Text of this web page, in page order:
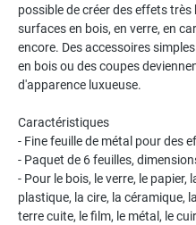
possible de créer des effets
surfaces en bois, en verre, en
encore. Des accessoires
en bois ou des coupes
d'apparence luxueuse.
Caractéristiques
- Fine feuille de métal pour des
- Paquet de 6 feuilles,
- Pour le bois, le verre, le papier,
plastique, la cire, la céramique,
terre cuite, le film, le métal, le